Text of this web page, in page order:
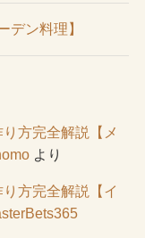
デン料理】
方完全解説【メ
より
方完全解説【イ